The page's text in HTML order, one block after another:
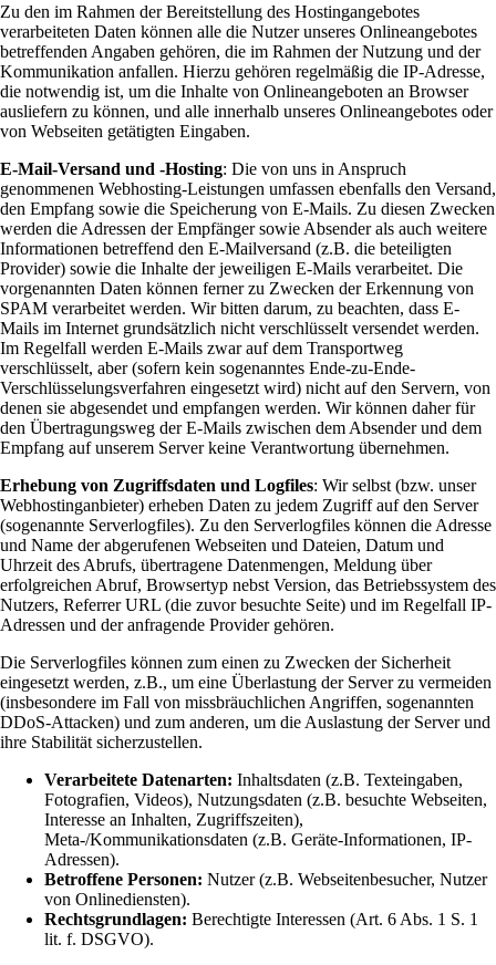
Zu den im Rahmen der Bereitstellung des Hostingangebotes
verarbeiteten Daten können alle die Nutzer unseres Onlineangebotes
betreffenden Angaben gehören, die im Rahmen der Nutzung und der
Kommunikation anfallen. Hierzu gehören regelmäßig die IP-Adresse,
die notwendig ist, um die Inhalte von Onlineangeboten an Browser
ausliefern zu können, und alle innerhalb unseres Onlineangebotes oder
von Webseiten getätigten Eingaben.
E-Mail-Versand und -Hosting: Die von uns in Anspruch
genommenen Webhosting-Leistungen umfassen ebenfalls den Versand,
den Empfang sowie die Speicherung von E-Mails. Zu diesen Zwecken
werden die Adressen der Empfänger sowie Absender als auch weitere
Informationen betreffend den E-Mailversand (z.B. die beteiligten
Provider) sowie die Inhalte der jeweiligen E-Mails verarbeitet. Die
vorgenannten Daten können ferner zu Zwecken der Erkennung von
SPAM verarbeitet werden. Wir bitten darum, zu beachten, dass E-
Mails im Internet grundsätzlich nicht verschlüsselt versendet werden.
Im Regelfall werden E-Mails zwar auf dem Transportweg
verschlüsselt, aber (sofern kein sogenanntes Ende-zu-Ende-
Verschlüsselungsverfahren eingesetzt wird) nicht auf den Servern, von
denen sie abgesendet und empfangen werden. Wir können daher für
den Übertragungsweg der E-Mails zwischen dem Absender und dem
Empfang auf unserem Server keine Verantwortung übernehmen.
Erhebung von Zugriffsdaten und Logfiles: Wir selbst (bzw. unser
Webhostinganbieter) erheben Daten zu jedem Zugriff auf den Server
(sogenannte Serverlogfiles). Zu den Serverlogfiles können die Adresse
und Name der abgerufenen Webseiten und Dateien, Datum und
Uhrzeit des Abrufs, übertragene Datenmengen, Meldung über
erfolgreichen Abruf, Browsertyp nebst Version, das Betriebssystem des
Nutzers, Referrer URL (die zuvor besuchte Seite) und im Regelfall IP-
Adressen und der anfragende Provider gehören.
Die Serverlogfiles können zum einen zu Zwecken der Sicherheit
eingesetzt werden, z.B., um eine Überlastung der Server zu vermeiden
(insbesondere im Fall von missbräuchlichen Angriffen, sogenannten
DDoS-Attacken) und zum anderen, um die Auslastung der Server und
ihre Stabilität sicherzustellen.
Verarbeitete Datenarten: Inhaltsdaten (z.B. Texteingaben,
Fotografien, Videos), Nutzungsdaten (z.B. besuchte Webseiten,
Interesse an Inhalten, Zugriffszeiten),
Meta-/Kommunikationsdaten (z.B. Geräte-Informationen, IP-
Adressen).
Betroffene Personen: Nutzer (z.B. Webseitenbesucher, Nutzer
von Onlinediensten).
Rechtsgrundlagen: Berechtigte Interessen (Art. 6 Abs. 1 S. 1
lit. f. DSGVO).